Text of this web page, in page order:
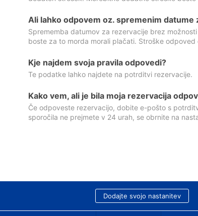
Ali lahko odpovem oz. spremenim
Sprememba datumov za rezervacije brez
boste za to morda morali plačati. Stroške
Kje najdem svoja pravila odpovedi?
Te podatke lahko najdete na potrditvi rezervacije.
Kako vem, ali je bila moja rezervacija
Če odpoveste rezervacijo, dobite e-pošto s
sporočila ne prejmete v 24 urah, se obrnite na
Dodajte svojo nastanitev